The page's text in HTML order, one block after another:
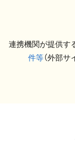
連携機関が提供す
件等（外部